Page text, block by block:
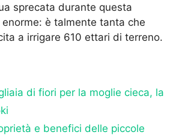
sprecata durante questa
è talmente tanta che
a irrigare 610 ettari di terreno.
di fiori per la moglie cieca, la
e benefici delle piccole